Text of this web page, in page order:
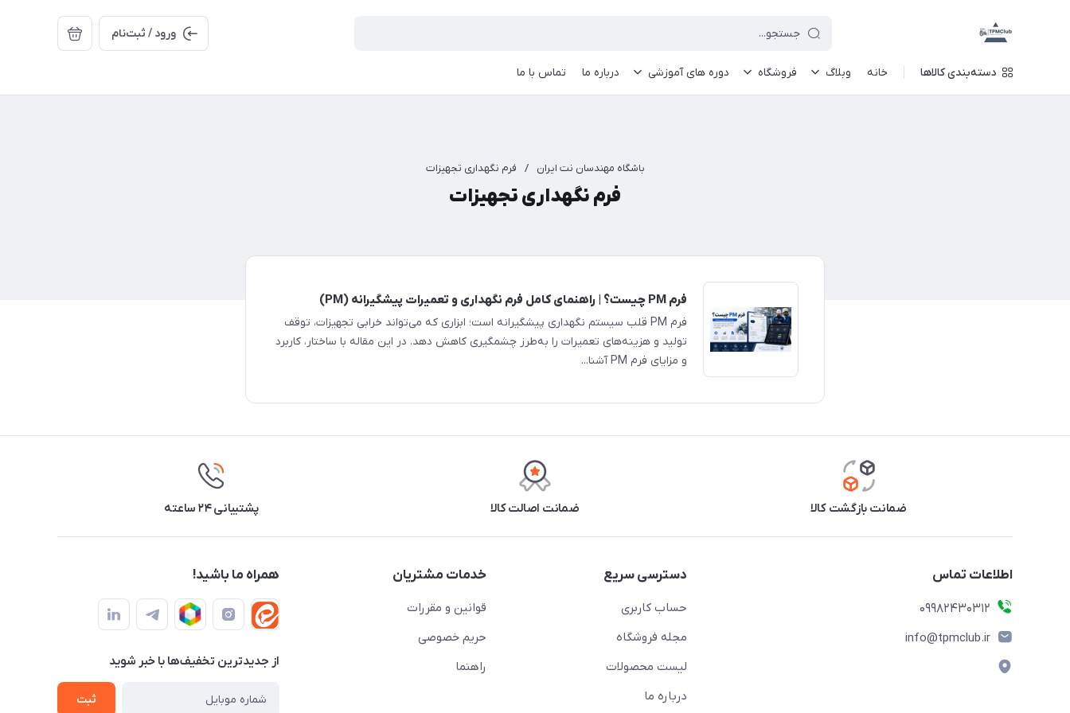
ورود / ثبت‌نام
دسته‌بندی کالاها خانه وبلاگ فروشگاه دوره های آموزشی درباره ما تماس با ما
باشگاه مهندسان نت ایران / فرم نگهداری تجهیزات
فرم نگهداری تجهیزات
فرم PM چیست؟ | راهنمای کامل فرم نگهداری و تعمیرات پیشگیرانه (PM)
فرم PM قلب سیستم نگهداری پیشگیرانه است؛ ابزاری که می‌تواند خرابی تجهیزات، توقف
تولید و هزینه‌های تعمیرات را به‌طرز چشمگیری کاهش دهد. در این مقاله با ساختار، کاربرد
و مزایای فرم PM آشنا...
ضمانت بازگشت کالا ضمانت اصالت کالا پشتیبانی ۲۴ ساعته
اطلاعات تماس
09982430312
info@tpmclub.ir
دسترسی سریع
حساب کاربری
مجله فروشگاه
لیست محصولات
درباره ما
خدمات مشتریان
قوانین و مقررات
حریم خصوصی
راهنما
همراه ما باشید!
از جدید‌ترین تخفیف‌ها با‌ خبر شوید
ثبت